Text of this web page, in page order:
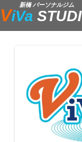
新橋 パーソナルジム
ViVa